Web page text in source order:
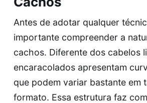
Antes de adotar qualquer
importante compreender a
cachos. Diferente dos cabelos
encaracolados apresentam
que podem variar bastante em
formato. Essa estrutura faz